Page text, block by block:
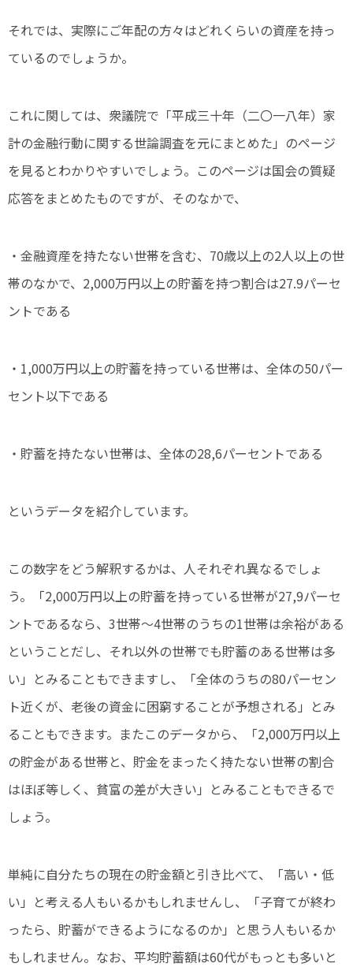
それでは、実際にご年配の方々はどれくらいの資産を持っ
ているのでしょうか。
これに関しては、衆議院で「平成三十年（二〇一八年）家
計の金融行動に関する世論調査を元にまとめた」のページ
を見るとわかりやすいでしょう。このページは国会の質疑
応答をまとめたものですが、そのなかで、
・金融資産を持たない世帯を含む、70歳以上の2人以上の世
帯のなかで、2,000万円以上の貯蓄を持つ割合は27.9パーセ
ントである
・1,000万円以上の貯蓄を持っている世帯は、全体の50パー
セント以下である
・貯蓄を持たない世帯は、全体の28,6パーセントである
というデータを紹介しています。
この数字をどう解釈するかは、人それぞれ異なるでしょ
う。「2,000万円以上の貯蓄を持っている世帯が27,9パーセ
ントであるなら、3世帯～4世帯のうちの1世帯は余裕がある
ということだし、それ以外の世帯でも貯蓄のある世帯は多
い」とみることもできますし、「全体のうちの80パーセン
ト近くが、老後の資金に困窮することが予想される」とみ
ることもできます。またこのデータから、「2,000万円以上
の貯金がある世帯と、貯金をまったく持たない世帯の割合
はほぼ等しく、貧富の差が大きい」とみることもできるで
しょう。
単純に自分たちの現在の貯金額と引き比べて、「高い・低
い」と考える人もいるかもしれませんし、「子育てが終わ
ったら、貯蓄ができるようになるのか」と思う人もいるか
もしれません。なお、平均貯蓄額は60代がもっとも多いと